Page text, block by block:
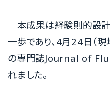
本成果は経験則的設
一歩であり、4月24日（
の専門誌Journal of
れました。